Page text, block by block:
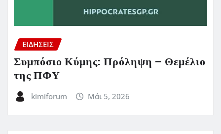
ΕΙΔΗΣΕΙΣ
Συμπόσιο Κύμης: Πρόληψη – Θεμέλιο
της ΠΦΥ
kimiforum Μάι 5, 2026